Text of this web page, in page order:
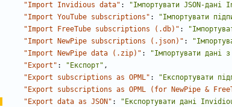
"Import Invidious data" : "Імпортувати JSON-дані
"Import YouTube subscriptions" : "Імпортувати
"Import FreeTube subscriptions (.db)" :
"Import NewPipe subscriptions (.json)" :
"Import NewPipe data (.zip)" : "Імпортувати дані
"Export" : "Експорт" ,
"Export subscriptions as OPML" : "Експортувати
"Export subscriptions as OPML (for NewPipe &
"Export data as JSON" : "Експортувати дані